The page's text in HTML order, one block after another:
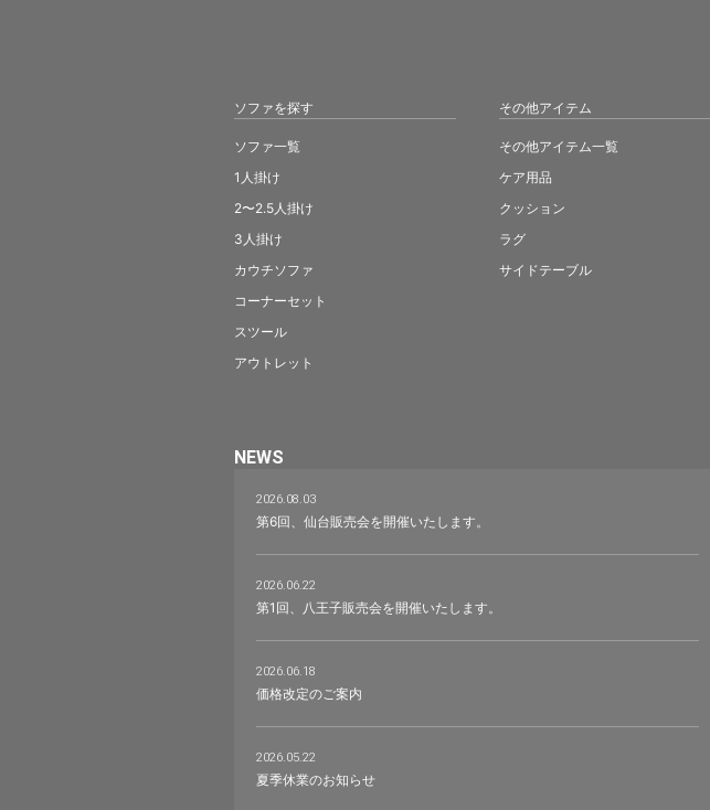
ソファを探す
ソファ一覧
1人掛け
2〜2.5人掛け
3人掛け
カウチソファ
コーナーセット
スツール
アウトレット
その他アイテム
その他アイテム一覧
ケア用品
クッション
ラグ
サイドテーブル
NEWS
2026.08.03
第6回、仙台販売会を開催いたします。
2026.06.22
第1回、八王子販売会を開催いたします。
2026.06.18
価格改定のご案内
2026.05.22
夏季休業のお知らせ